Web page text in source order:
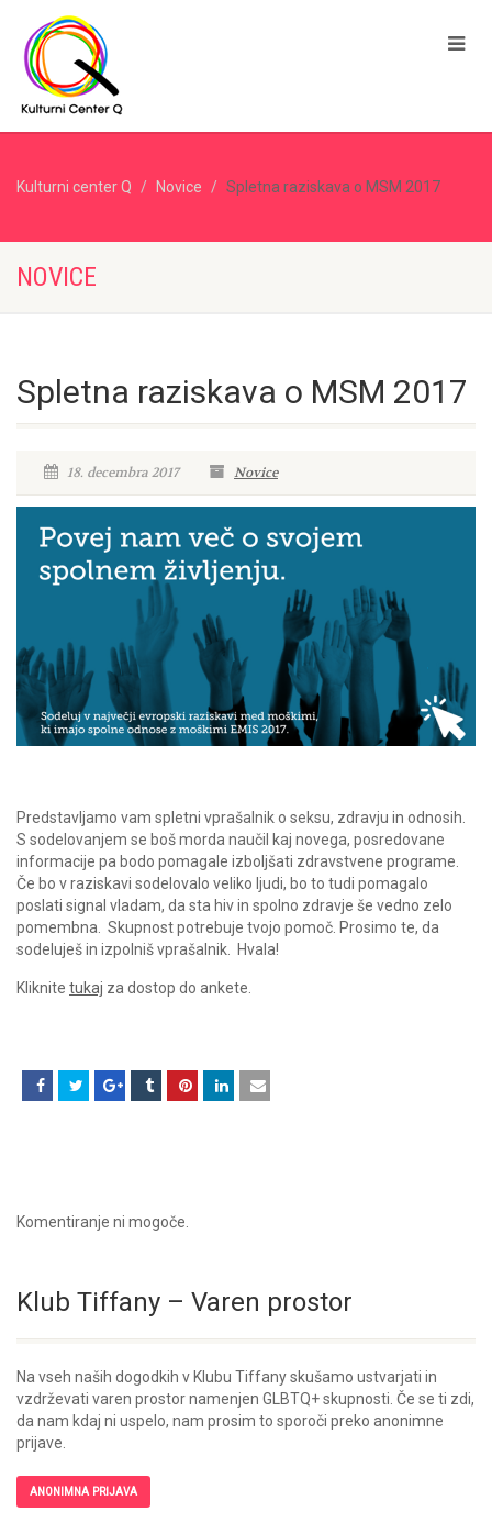
Kulturni center Q Novice Spletna raziskava o MSM 2017
NOVICE
Spletna raziskava o MSM 2017
18. decembra 2017 Novice
Predstavljamo vam spletni vprašalnik o seksu, zdravju in odnosih.
S sodelovanjem se boš morda naučil kaj novega, posredovane
informacije pa bodo pomagale izboljšati zdravstvene programe.
Če bo v raziskavi sodelovalo veliko ljudi, bo to tudi pomagalo
poslati signal vladam, da sta hiv in spolno zdravje še vedno zelo
pomembna. Skupnost potrebuje tvojo pomoč. Prosimo te, da
sodeluješ in izpolniš vprašalnik. Hvala!
Kliknite tukaj za dostop do ankete.
Komentiranje ni mogoče.
Klub Tiffany – Varen prostor
Na vseh naših dogodkih v Klubu Tiffany skušamo ustvarjati in
vzdrževati varen prostor namenjen GLBTQ+ skupnosti. Če se ti zdi,
da nam kdaj ni uspelo, nam prosim to sporoči preko anonimne
prijave.
ANONIMNA PRIJAVA